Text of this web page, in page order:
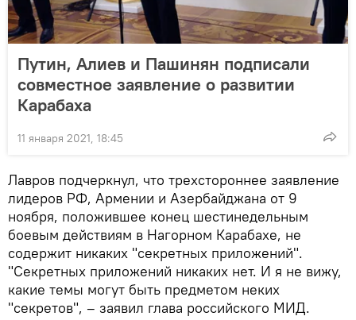
Путин, Алиев и Пашинян подписали
совместное заявление о развитии
Карабаха
11 января 2021, 18:45
Лавров подчеркнул, что трехстороннее заявление
лидеров РФ, Армении и Азербайджана от 9
ноября, положившее конец шестинедельным
боевым действиям в Нагорном Карабахе, не
содержит никаких "секретных приложений".
"Секретных приложений никаких нет. И я не вижу,
какие темы могут быть предметом неких
"секретов", – заявил глава российского МИД.